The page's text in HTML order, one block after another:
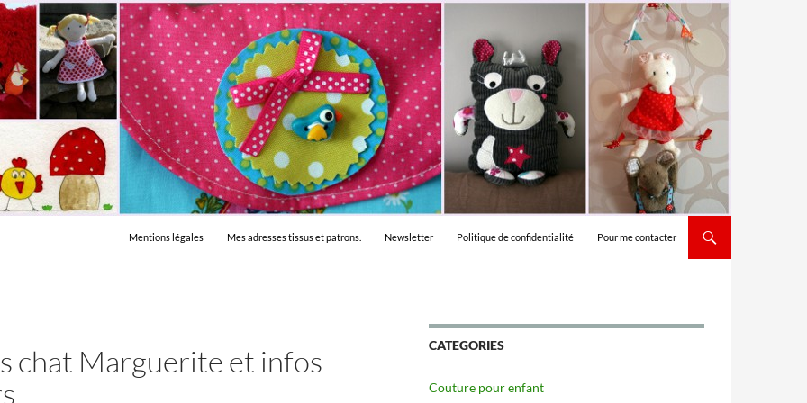
Mentions légales Mes adresses tissus et patrons. Newsletter Politique de confidentialité Pour me contacter
chat Marguerite et infos
CATEGORIES
Couture pour enfant